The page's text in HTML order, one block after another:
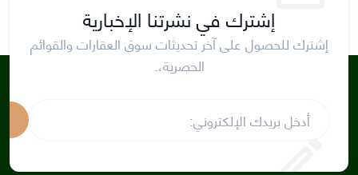
إشترك في نشرتنا الإخبارية
إشترك للحصول على آخر تحديثات سوق العقارات والقوائم
الحصرية،.